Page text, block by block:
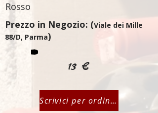
Rosso
Prezzo in Negozio: (Viale dei Mille
88/D, Parma)
13 €
Scrivici per ordinare